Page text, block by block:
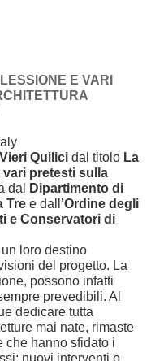
E VARI
Vieri Quilici dal titolo La
vari pretesti sulla
dal Dipartimento di
Tre e dall’Ordine degli
e Conservatori di
loro destino
del progetto. La
possono infatti
prevedibili. Al
dedicare tutta
mai nate, rimaste
che hanno sfidato i
nuovi interventi o